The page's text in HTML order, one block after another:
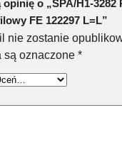
o „SPA/H1-3282
FE 122297 L=L”
nie zostanie
są oznaczone *